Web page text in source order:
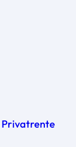
Privatrente